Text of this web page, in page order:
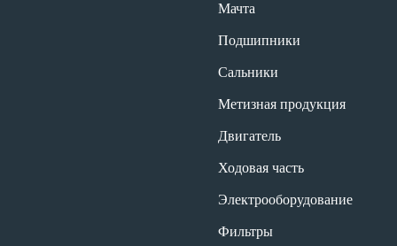
Мачта
Подшипники
Сальники
Метизная продукция
Двигатель
Ходовая часть
Электрооборудование
Фильтры